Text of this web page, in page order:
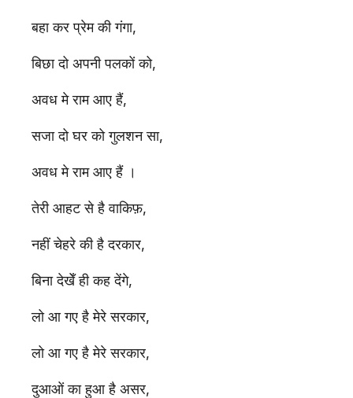
बहा कर प्रेम की गंगा,
बिछा दो अपनी पलकों को,
अवध मे राम आए हैं,
सजा दो घर को गुलशन सा,
अवध मे राम आए हैं ।
तेरी आहट से है वाकिफ़,
नहीं चेहरे की है दरकार,
बिना देखेँ ही कह देंगे,
लो आ गए है मेरे सरकार,
लो आ गए है मेरे सरकार,
दुआओं का हुआ है असर,